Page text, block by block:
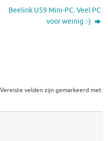
Beelink U59 Mini-PC. Veel PC
voor weinig :-)
Vereiste velden zijn gemarkeerd met